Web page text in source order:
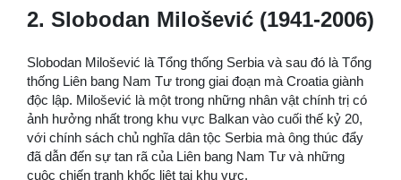
2. Slobodan Milošević (1941-2006)
Slobodan Milošević là Tổng thống Serbia và sau đó là Tổng
thống Liên bang Nam Tư trong giai đoạn mà Croatia giành
độc lập. Milošević là một trong những nhân vật chính trị có
ảnh hưởng nhất trong khu vực Balkan vào cuối thế kỷ 20,
với chính sách chủ nghĩa dân tộc Serbia mà ông thúc đẩy
đã dẫn đến sự tan rã của Liên bang Nam Tư và những
cuộc chiến tranh khốc liệt tại khu vực.